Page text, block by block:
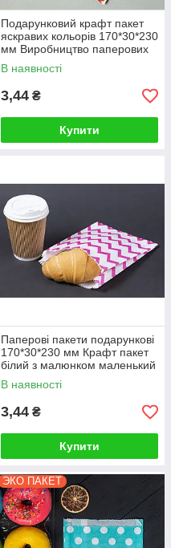
Подарунковий крафт пакет
яскравих кольорів 170*30*230
мм Виробництво паперових
пакетів крафт з логотипом.
Зигзаг Червоний
В наявності
3,44 ₴
Купити
Паперові пакети подарункові
170*30*230 мм Крафт пакет
білий з малюнком маленький
Пакети упаковочні святкові
В наявності
3,44 ₴
Купити
ЭКО ПАКЕТ